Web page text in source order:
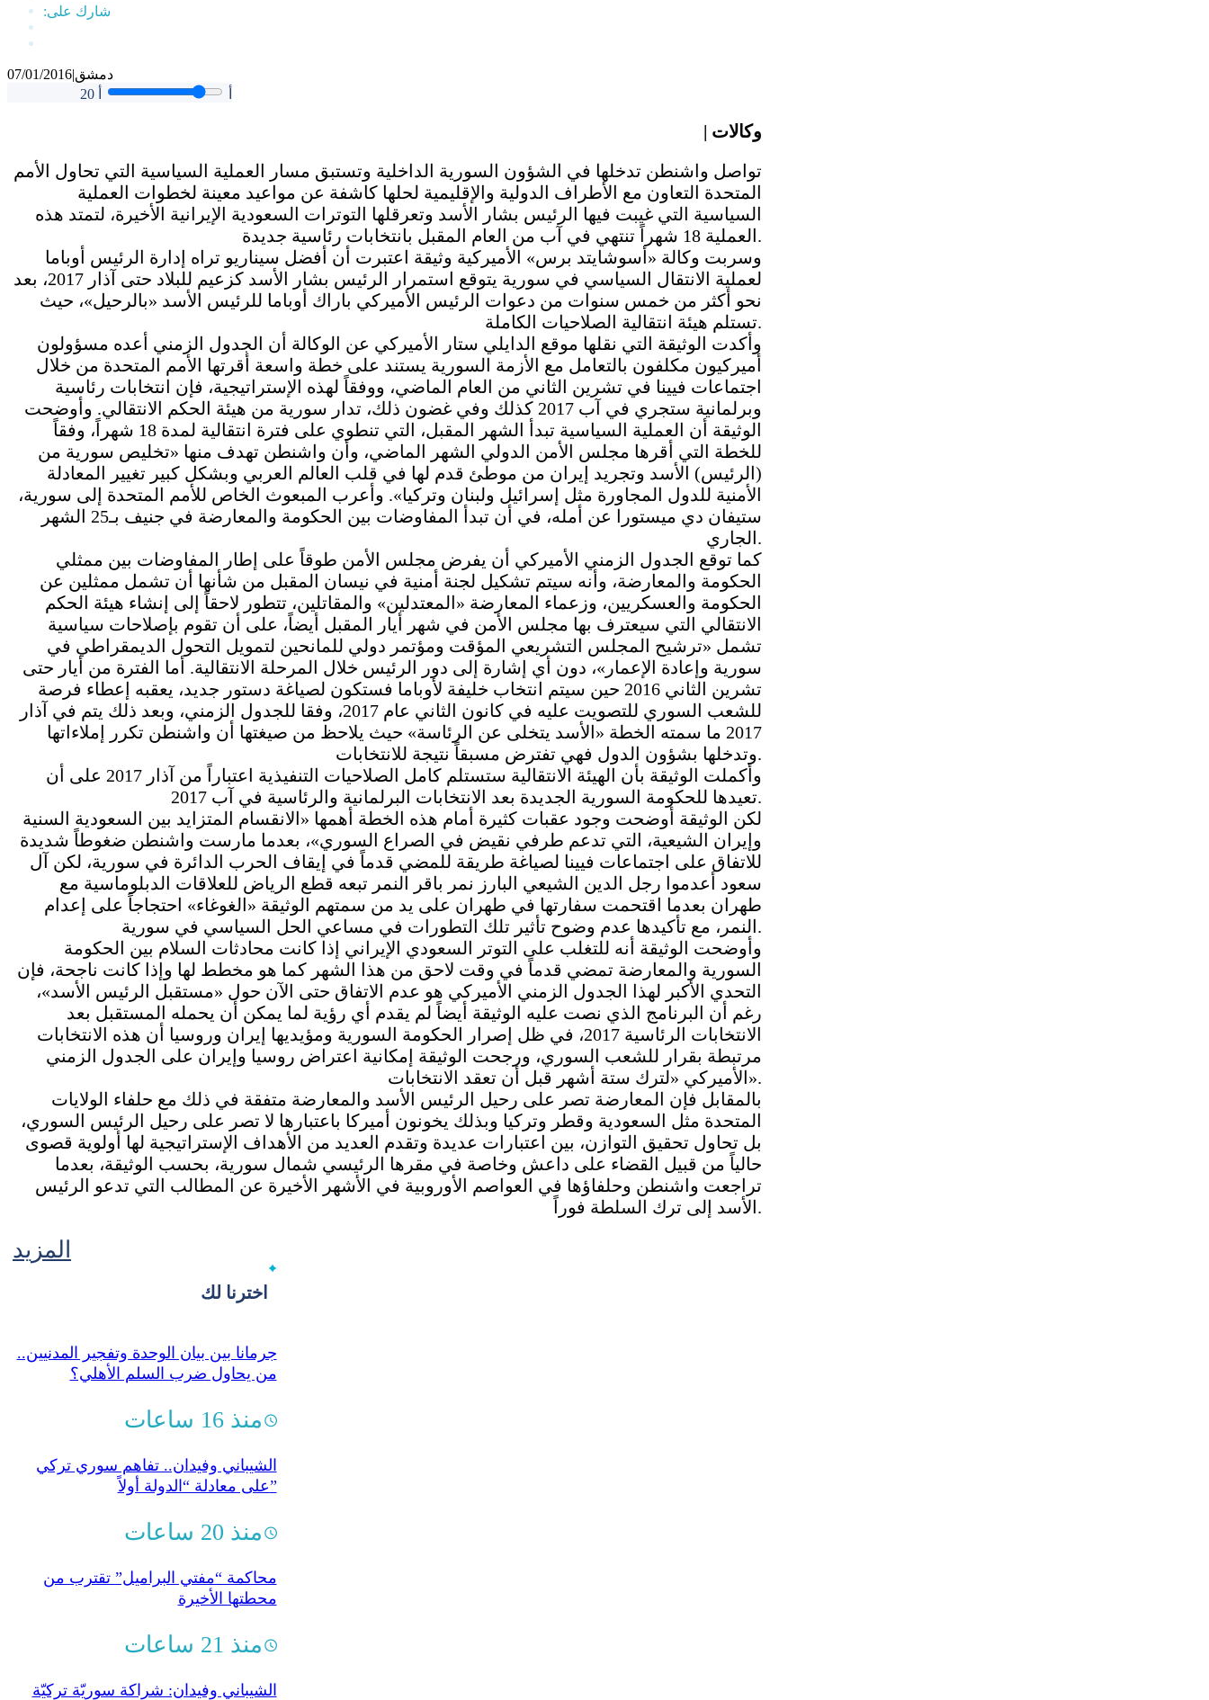
07/01/2016|دمشق
20
| وكالات
تواصل واشنطن تدخلها في الشؤون السورية الداخلية وتستبق مسار العملية السياسية التي تحاول الأمم
المتحدة التعاون مع الأطراف الدولية والإقليمية لحلها كاشفة عن مواعيد معينة لخطوات العملية
السياسية التي غيبت فيها الرئيس بشار الأسد وتعرقلها التوترات السعودية الإيرانية الأخيرة، لتمتد هذه
العملية 18 شهراً تنتهي في آب من العام المقبل بانتخابات رئاسية جديدة.
وسربت وكالة «أسوشايتد برس» الأميركية وثيقة اعتبرت أن أفضل سيناريو تراه إدارة الرئيس أوباما
لعملية الانتقال السياسي في سورية يتوقع استمرار الرئيس بشار الأسد كزعيم للبلاد حتى آذار 2017، بعد
نحو أكثر من خمس سنوات من دعوات الرئيس الأميركي باراك أوباما للرئيس الأسد «بالرحيل»، حيث
تستلم هيئة انتقالية الصلاحيات الكاملة.
وأكدت الوثيقة التي نقلها موقع الدايلي ستار الأميركي عن الوكالة أن الجدول الزمني أعده مسؤولون
أميركيون مكلفون بالتعامل مع الأزمة السورية يستند على خطة واسعة أقرتها الأمم المتحدة من خلال
اجتماعات فيينا في تشرين الثاني من العام الماضي، ووفقاً لهذه الإستراتيجية، فإن انتخابات رئاسية
وبرلمانية ستجري في آب 2017 كذلك وفي غضون ذلك، تدار سورية من هيئة الحكم الانتقالي. وأوضحت
الوثيقة أن العملية السياسية تبدأ الشهر المقبل، التي تنطوي على فترة انتقالية لمدة 18 شهراً، وفقاً
للخطة التي أقرها مجلس الأمن الدولي الشهر الماضي، وأن واشنطن تهدف منها «تخليص سورية من
(الرئيس) الأسد وتجريد إيران من موطئ قدم لها في قلب العالم العربي وبشكل كبير تغيير المعادلة
الأمنية للدول المجاورة مثل إسرائيل ولبنان وتركيا». وأعرب المبعوث الخاص للأمم المتحدة إلى سورية،
ستيفان دي ميستورا عن أمله، في أن تبدأ المفاوضات بين الحكومة والمعارضة في جنيف بـ25 الشهر
الجاري.
كما توقع الجدول الزمني الأميركي أن يفرض مجلس الأمن طوقاً على إطار المفاوضات بين ممثلي
الحكومة والمعارضة، وأنه سيتم تشكيل لجنة أمنية في نيسان المقبل من شأنها أن تشمل ممثلين عن
الحكومة والعسكريين، وزعماء المعارضة «المعتدلين» والمقاتلين، تتطور لاحقاً إلى إنشاء هيئة الحكم
الانتقالي التي سيعترف بها مجلس الأمن في شهر أيار المقبل أيضاً، على أن تقوم بإصلاحات سياسية
تشمل «ترشيح المجلس التشريعي المؤقت ومؤتمر دولي للمانحين لتمويل التحول الديمقراطي في
سورية وإعادة الإعمار»، دون أي إشارة إلى دور الرئيس خلال المرحلة الانتقالية. أما الفترة من أيار حتى
تشرين الثاني 2016 حين سيتم انتخاب خليفة لأوباما فستكون لصياغة دستور جديد، يعقبه إعطاء فرصة
للشعب السوري للتصويت عليه في كانون الثاني عام 2017، وفقا للجدول الزمني، وبعد ذلك يتم في آذار
2017 ما سمته الخطة «الأسد يتخلى عن الرئاسة» حيث يلاحظ من صيغتها أن واشنطن تكرر إملاءاتها
وتدخلها بشؤون الدول فهي تفترض مسبقاً نتيجة للانتخابات.
وأكملت الوثيقة بأن الهيئة الانتقالية ستستلم كامل الصلاحيات التنفيذية اعتباراً من آذار 2017 على أن
تعيدها للحكومة السورية الجديدة بعد الانتخابات البرلمانية والرئاسية في آب 2017.
لكن الوثيقة أوضحت وجود عقبات كثيرة أمام هذه الخطة أهمها «الانقسام المتزايد بين السعودية السنية
وإيران الشيعية، التي تدعم طرفي نقيض في الصراع السوري»، بعدما مارست واشنطن ضغوطاً شديدة
للاتفاق على اجتماعات فيينا لصياغة طريقة للمضي قدماً في إيقاف الحرب الدائرة في سورية، لكن آل
سعود أعدموا رجل الدين الشيعي البارز نمر باقر النمر تبعه قطع الرياض للعلاقات الدبلوماسية مع
طهران بعدما اقتحمت سفارتها في طهران على يد من سمتهم الوثيقة «الغوغاء» احتجاجاً على إعدام
النمر، مع تأكيدها عدم وضوح تأثير تلك التطورات في مساعي الحل السياسي في سورية.
وأوضحت الوثيقة أنه للتغلب على التوتر السعودي الإيراني إذا كانت محادثات السلام بين الحكومة
السورية والمعارضة تمضي قدماً في وقت لاحق من هذا الشهر كما هو مخطط لها وإذا كانت ناجحة، فإن
التحدي الأكبر لهذا الجدول الزمني الأميركي هو عدم الاتفاق حتى الآن حول «مستقبل الرئيس الأسد»،
رغم أن البرنامج الذي نصت عليه الوثيقة أيضاً لم يقدم أي رؤية لما يمكن أن يحمله المستقبل بعد
الانتخابات الرئاسية 2017، في ظل إصرار الحكومة السورية ومؤيديها إيران وروسيا أن هذه الانتخابات
مرتبطة بقرار للشعب السوري، ورجحت الوثيقة إمكانية اعتراض روسيا وإيران على الجدول الزمني
الأميركي «لترك ستة أشهر قبل أن تعقد الانتخابات».
بالمقابل فإن المعارضة تصر على رحيل الرئيس الأسد والمعارضة متفقة في ذلك مع حلفاء الولايات
المتحدة مثل السعودية وقطر وتركيا وبذلك يخونون أميركا باعتبارها لا تصر على رحيل الرئيس السوري،
بل تحاول تحقيق التوازن، بين اعتبارات عديدة وتقدم العديد من الأهداف الإستراتيجية لها أولوية قصوى
حالياً من قبيل القضاء على داعش وخاصة في مقرها الرئيسي شمال سورية، بحسب الوثيقة، بعدما
تراجعت واشنطن وحلفاؤها في العواصم الأوروبية في الأشهر الأخيرة عن المطالب التي تدعو الرئيس
الأسد إلى ترك السلطة فوراً.
المزيد
اخترنا لك
جرمانا بين بيان الوحدة وتفجير المدنيين..
من يحاول ضرب السلم الأهلي؟
منذ 16 ساعات
الشيباني وفيدان.. تفاهم سوري تركي
على معادلة “الدولة أولاً”
منذ 20 ساعات
محاكمة “مفتي البراميل” تقترب من
محطتها الأخيرة
منذ 21 ساعات
الشيباني وفيدان: شراكة سوريّة تركيّة